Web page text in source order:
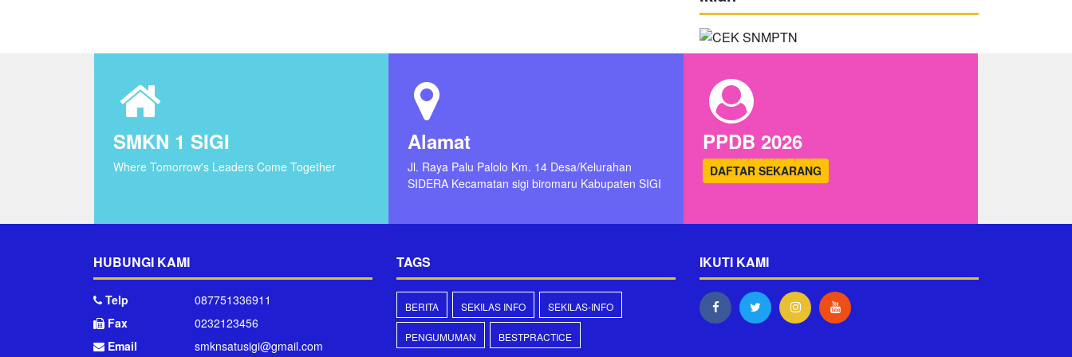
SMKN 1 SIGI
Where Tomorrow's Leaders Come Together
Alamat
Jl. Raya Palu Palolo Km. 14 Desa/Kelurahan
SIDERA Kecamatan sigi biromaru Kabupaten SIGI
PPDB 2026
DAFTAR SEKARANG
HUBUNGI KAMI
Telp
087751336911
Fax
0232123456
Email
smknsatusigi@gmail.com
TAGS
BERITA SEKILAS INFO SEKILAS-INFO
PENGUMUMAN BESTPRACTICE
IKUTI KAMI